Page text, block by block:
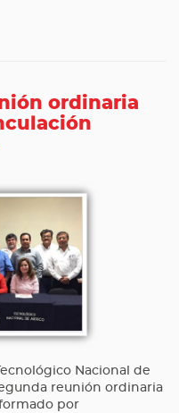
ordinaria
Nacional de
reunión ordinaria
por